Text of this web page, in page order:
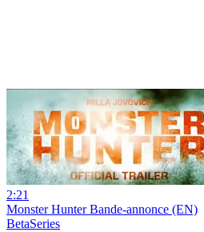
2:21
Monster Hunter Bande-annonce (EN)
BetaSeries